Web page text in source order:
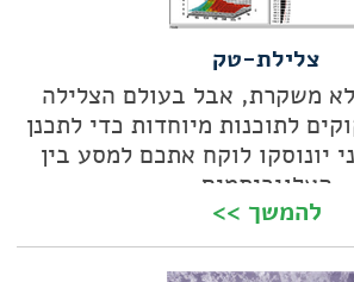
צלילת-טק
משקרת, אבל בעולם הצלילה
לתוכנות מיוחדות כדי לתכנן
יונוסקו לוקח אתכם למסע בין
האלוגריתמים
להמשך >>